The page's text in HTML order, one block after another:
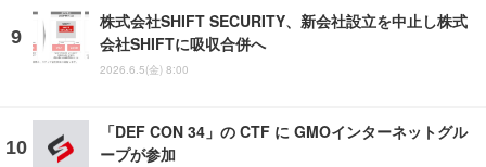
株式会社SHIFT SECURITY、新会社設立を中止し株式
会社SHIFTに吸収合併へ
2026.6.5(金) 8:00
「DEF CON 34」の CTF に GMOインターネットグル
ープが参加